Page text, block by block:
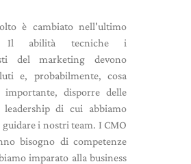
è cambiato nell'ultimo
Il abilità tecniche i
del marketing devono
e, probabilmente, cosa
importante, disporre delle
leadership di cui abbiamo
i nostri team. I CMO
bisogno di competenze
imparato alla business